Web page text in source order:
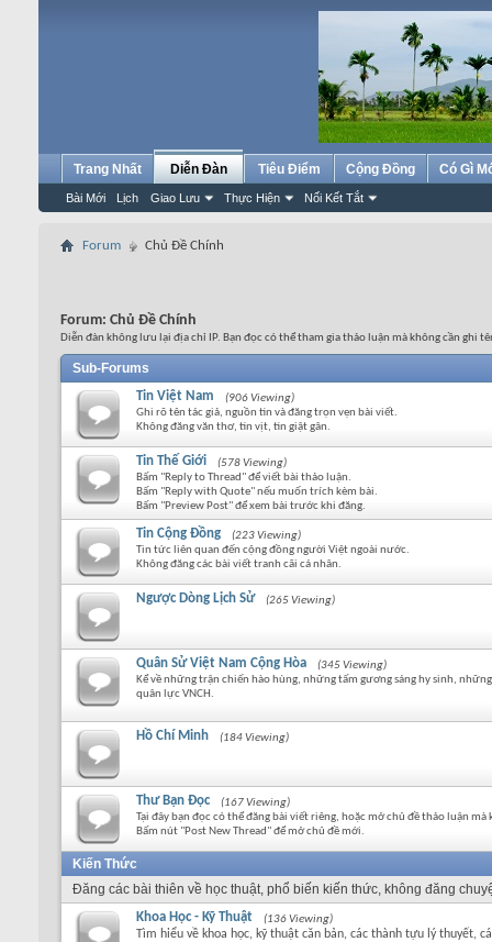
Trang Nhất Diễn Đàn
Bài Mới Lịch Giao Lưu Thực Hiện Nối Kết Tắt
Tiêu Điểm Cộng Đồng Có Gì
Forum Chủ Đề Chính
Forum: Chủ Đề Chính
Diễn đàn không lưu lại địa chỉ IP. Bạn đọc có thể tham gia thảo luận mà không cần ghi
Sub-Forums
Tin Việt Nam
(906 Viewing)
Ghi rõ tên tác giả, nguồn tin và đăng trọn vẹn bài viết.
Không đăng văn thơ, tin vịt, tin giật gân.
Tin Thế Giới
(578 Viewing)
Bấm "Reply to Thread" để viết bài thảo luận.
Bấm "Reply with Quote" nếu muốn trích kèm bài.
Bấm "Preview Post" để xem bài trước khi đăng.
Tin Cộng Đồng
(223 Viewing)
Tin tức liên quan đến cộng đồng người Việt ngoài nước.
Không đăng các bài viết tranh cãi cá nhân.
Ngược Dòng Lịch Sử (265 Viewing)
Quân Sử Việt Nam Cộng Hòa
(345 Viewing)
Kể về những trận chiến hào hùng, những tấm gương sáng hy sinh,
quân lực VNCH.
Hồ Chí Minh (184 Viewing)
Thư Bạn Đọc
(167 Viewing)
Tại đây bạn đọc có thể đăng bài viết riêng, hoặc mở chủ đề thảo luận mà
Bấm nút "Post New Thread" để mở chủ đề mới.
Kiến Thức
Đăng các bài thiên về học thuật, phổ biến kiến thức, không đăng
Khoa Học - Kỹ Thuật (136 Viewing)
Tìm hiểu về khoa học, kỹ thuật căn bản, các thành tựu lý thuyết,